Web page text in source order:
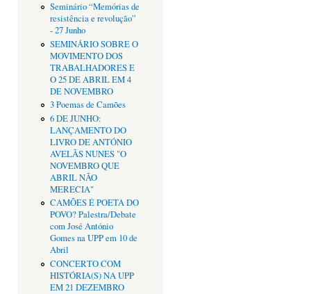
Seminário “Memórias de
resistência e revolução”
- 27 Junho
SEMINÁRIO SOBRE O
MOVIMENTO DOS
TRABALHADORES E
O 25 DE ABRIL EM 4
DE NOVEMBRO
3 Poemas de Camões
6 DE JUNHO:
LANÇAMENTO DO
LIVRO DE ANTÓNIO
AVELÃS NUNES "O
NOVEMBRO QUE
ABRIL NÃO
MERECIA"
CAMÕES É POETA DO
POVO? Palestra/Debate
com José António
Gomes na UPP em 10 de
Abril
CONCERTO COM
HISTÓRIA(S) NA UPP
EM 21 DEZEMBRO